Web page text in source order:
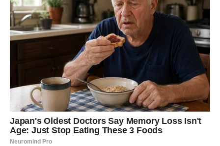
Nemojte čekati da prilike prođu. Prihvatite ih sa
osmijehom i vjerujte da vas sudbina vodi prema velikim
Završna poruka zvijezda za
Blizance
Otvaraju vam se vrata nevjerovatne sreće i zvijezde žele
da ovaj poseban period iskoristite na najbolji mogući